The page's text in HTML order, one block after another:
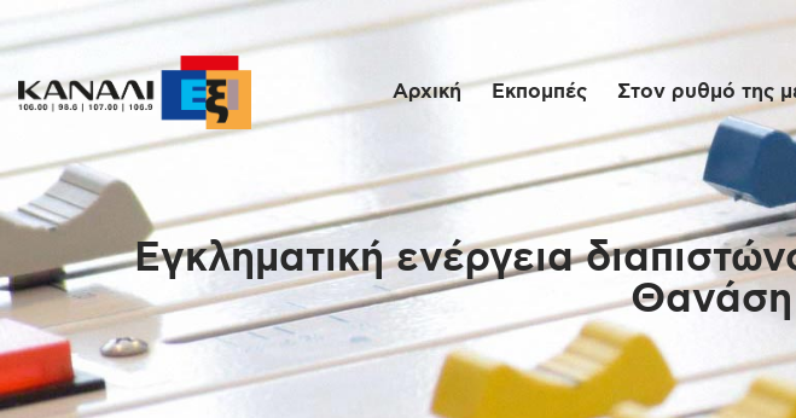
Αρχική Εκπομπές Στον ρυθμό της
Εγκληματική ενέργεια
Θανάση
Αρχική
Εκπομπές
Στον ρυθμό
μέρας
Ένθετα